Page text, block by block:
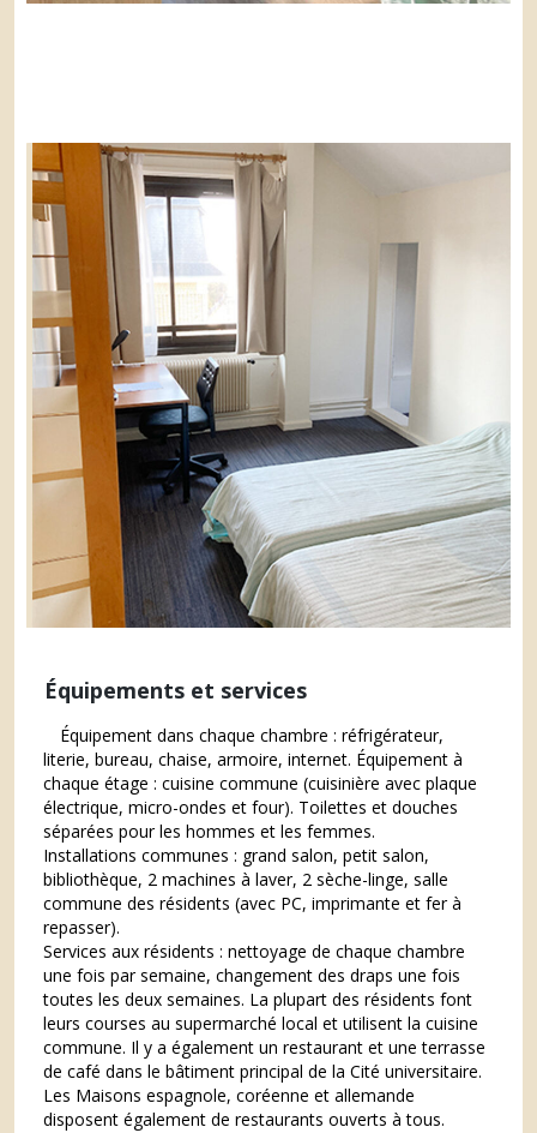
Équipements et services
Équipement dans chaque chambre : réfrigérateur,
literie, bureau, chaise, armoire, internet. Équipement à
chaque étage : cuisine commune (cuisinière avec plaque
électrique, micro-ondes et four). Toilettes et douches
séparées pour les hommes et les femmes.
Installations communes : grand salon, petit salon,
bibliothèque, 2 machines à laver, 2 sèche-linge, salle
commune des résidents (avec PC, imprimante et fer à
repasser).
Services aux résidents : nettoyage de chaque chambre
une fois par semaine, changement des draps une fois
toutes les deux semaines. La plupart des résidents font
leurs courses au supermarché local et utilisent la cuisine
commune. Il y a également un restaurant et une terrasse
de café dans le bâtiment principal de la Cité universitaire.
Les Maisons espagnole, coréenne et allemande
disposent également de restaurants ouverts à tous.